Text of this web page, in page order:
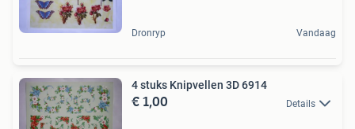
Dronryp Vandaag
4 stuks Knipvellen 3D 6914
€ 1,00 Details